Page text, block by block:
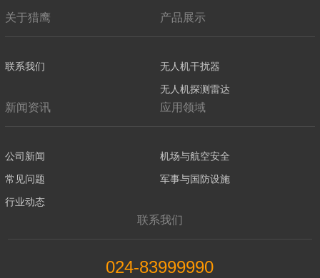
关于猎鹰
联系我们
产品展示
无人机干扰器
无人机探测雷达
新闻资讯
公司新闻
常见问题
行业动态
应用领域
机场与航空安全
军事与国防设施
联系我们
024-83999990